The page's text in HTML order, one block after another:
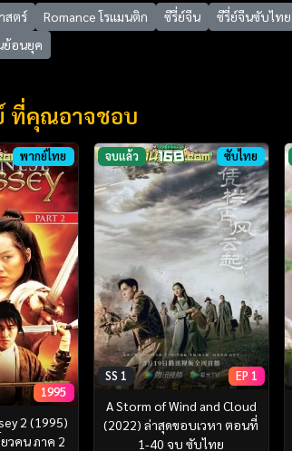
สตร์ Romance โรแมนติก ซีรี่ย์จีน ซีรี่ย์จีนซับไทย
ย้อนยุค
ที่คุณอาจชอบ
พากย์ไทย
1995
2 (1995)
ยวคน ภาค 2
จบแล้ว ซับไทย
SS 1 EP 1
A Storm of Wind and Cloud
(2022) ล่าสุดขอบเวหา ตอนที่
1-40 จบ ซับไทย